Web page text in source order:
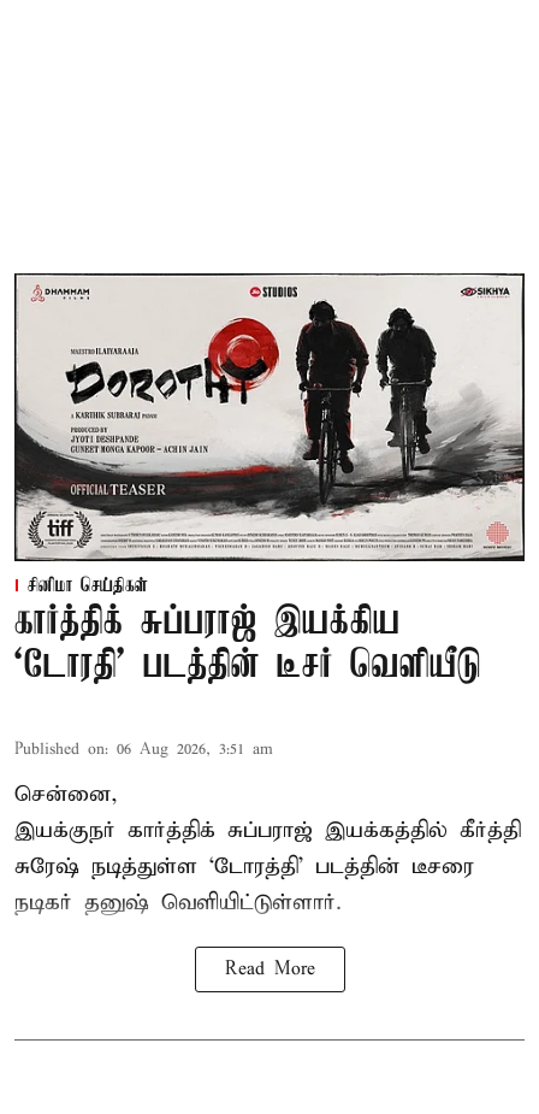
சினிமா செய்திகள்
கார்த்திக் சுப்பராஜ் இயக்கிய
`டோரதி' படத்தின் டீசர் வெளியீடு
Published on: 06 Aug 2026, 3:51 am
சென்னை,
இயக்குநர் கார்த்திக் சுப்பராஜ் இயக்கத்தில் கீர்த்தி
சுரேஷ் நடித்துள்ள `டோரத்தி' படத்தின் டீசரை
நடிகர் தனுஷ் வெளியிட்டுள்ளார்.
Read More